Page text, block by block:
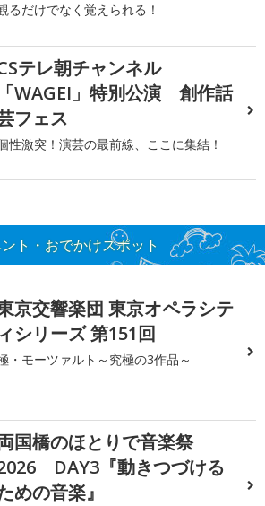
るだけでなく覚えられる！
テレ朝チャンネル
「WAGEI」特別公演 創作話
フェス
性激突！演芸の最前線、ここに集結！
ト・おでかけスポット
京交響楽団 東京オペラシテ
ィシリーズ 第151回
・モーツァルト～究極の3作品～
国橋のほとりで音楽祭
DAY3『動きつづける
めの音楽』